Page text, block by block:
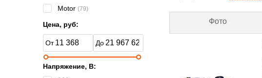
Фото
Motor (79)
Цена, руб:
Напряжение, В: